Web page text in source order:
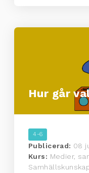
Hur går
4-6
Publicerad: 08
Kurs: Medier,